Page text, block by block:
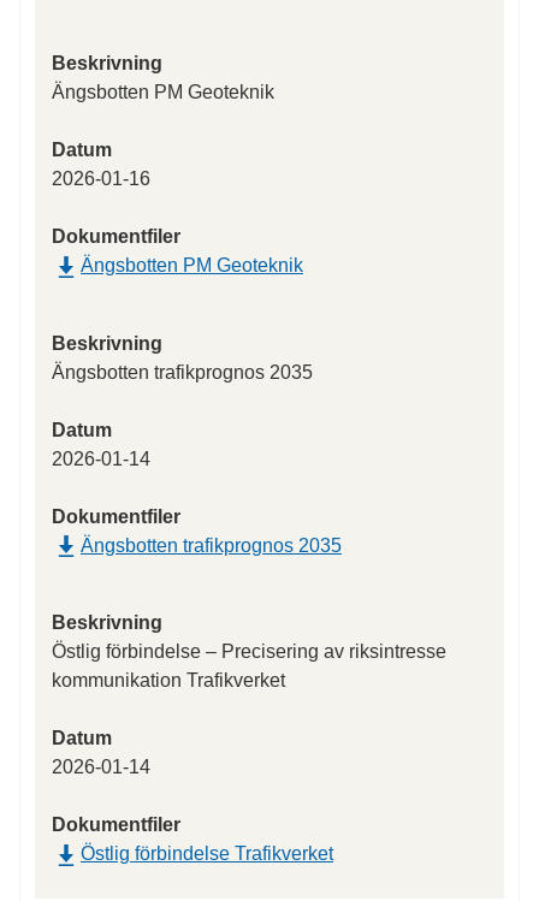
Beskrivning
Ängsbotten PM Geoteknik
Datum
2026-01-16
Dokumentfiler
Ängsbotten PM Geoteknik
Beskrivning
Ängsbotten trafikprognos 2035
Datum
2026-01-14
Dokumentfiler
Ängsbotten trafikprognos 2035
Beskrivning
Östlig förbindelse – Precisering av riksintresse
kommunikation Trafikverket
Datum
2026-01-14
Dokumentfiler
Östlig förbindelse Trafikverket